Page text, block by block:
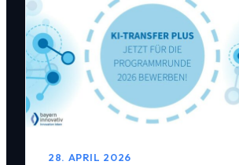
28. APRIL 2026